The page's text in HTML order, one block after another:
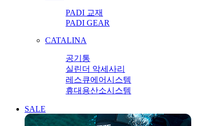
PADI 교재
PADI GEAR
CATALINA
공기통
실린더 악세사리
레스큐에어시스템
휴대용산소시스템
SALE